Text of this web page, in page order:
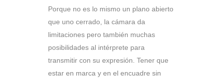
Porque no es lo mismo un plano abierto
que uno cerrado, la cámara da
limitaciones pero también muchas
posibilidades al intérprete para
transmitir con su expresión. Tener que
estar en marca y en el encuadre sin